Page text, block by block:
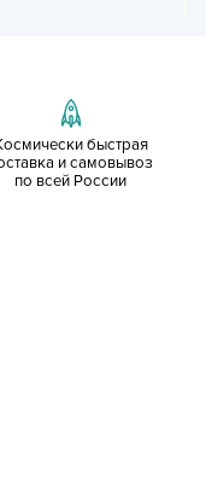
быстрая
и самовывоз
по всей России